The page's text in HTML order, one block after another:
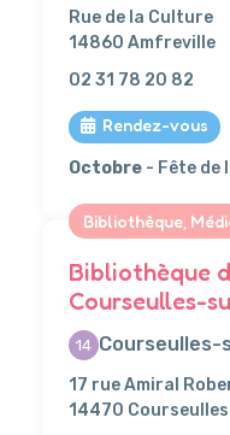
Rue de la Culture
14860 Amfreville
02 31 78 20 82
Rendez-vous
Octobre - Fête de
Bibliothèque,
Bibliothèque
Courseulles-
14 Courseulles-
17 rue Amiral
14470